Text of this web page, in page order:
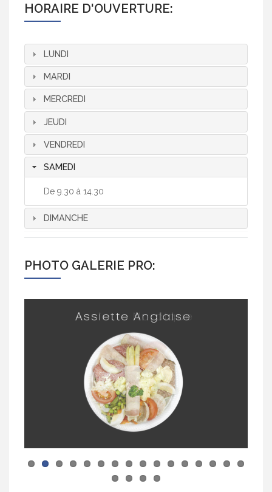
HORAIRE D'OUVERTURE:
LUNDI
MARDI
MERCREDI
JEUDI
VENDREDI
SAMEDI
De 9.30 à 14.30
DIMANCHE
PHOTO GALERIE PRO: